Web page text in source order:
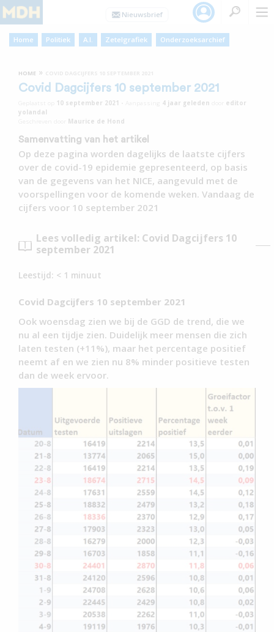
Home Politiek A.I. Zetelgrafiek Onderzoeksarchief
HOME »
Covid Dagcijfers 10 september 2021
10 september 2021 4 jaar geleden
editor
yolandal
Maurice de Hond
Samenvatting van het artikel
Op deze pagina worden dagelijks de laatste cijfers
over de covid-19 epidemie gepresenteerd, op basis
van de gegevens van het NICE, aangevuld met de
voorspellingen voor de komende weken. Vandaag de
cijfers voor 10 september 2021
Lees volledig artikel: Covid Dagcijfers 10
september 2021
Leestijd: < 1 minuut
Covid Dagcijfers 10 september 2021
Ook woensdag zien we bij de GGD de trend, die we
nu al een tijdje zien. Duidelijk meer mensen die zich
laten testen (+11%), maar het percentage positief
neemt af en we zien nu 8% minder positieve testen
dan de week ervoor.